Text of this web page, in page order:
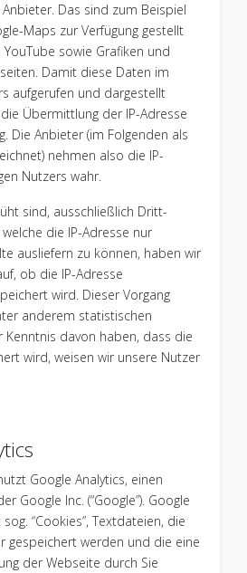
Das sind zum Beispiel
Maps zur Verfügung gestellt
sowie Grafiken und
Damit diese Daten im
aufgerufen und dargestellt
Übermittlung der IP-Adresse
Die Anbieter (im Folgenden als
nehmen also die IP-
Nutzers wahr.
sind, ausschließlich Dritt-
die IP-Adresse nur
ausliefern zu können, haben wir
ob die IP-Adresse
wird. Dieser Vorgang
anderem statistischen
Kenntnis davon haben, dass die
wird, weisen wir unsere Nutzer
Google Analytics, einen
Google Inc. (“Google”). Google
“Cookies”, Textdateien, die
gespeichert werden und die eine
der Webseite durch Sie